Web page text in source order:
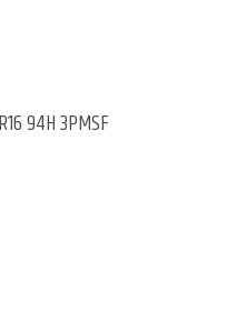
94H 3PMSF